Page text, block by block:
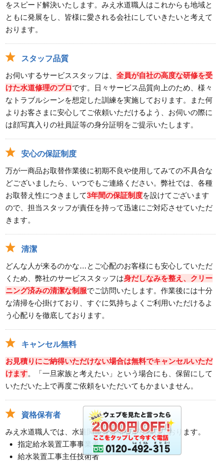
をスピード解決いたします。みえ水道職人はこれからも地域と
ともに発展をし、皆様に愛される会社にしていきたいと考えて
おります。
スタッフ品質
お伺いするサービススタッフは、全員が自社の高度な研修を受
けた水道修理のプロです。日々サービス品質向上のため、様々
なトラブルシーンを想定した訓練を実施しております。また何
よりお客さまに安心してご依頼いただけるよう、お伺いの際に
は顔写真入りの社員証等の身分証明をご提示いたします。
安心の保証制度
万が一商品お取替作業後に初期不良や使用してみての不具合な
どございましたら、いつでもご連絡ください。弊社では、各種
お取替え性につきまして3年間の保証制度を設けてございます
ので、担当スタッフが責任を持って迅速にご対応させていただ
きます。
清潔
どんな人が来るのかな…とご心配のお客様にも安心していただ
くため、弊社のサービススタッフは身だしなみを整え、クリー
ニング済みの清潔な制服でご訪問いたします。作業後には十分
な清掃を心掛けており、すぐに気持ちよくご利用いただけるよ
う心配りを徹底しております。
キャンセル無料
お見積りにご納得いただけない場合は無料でキャンセルいただ
けます。「一旦家族と考えたい」という場合にも、保留にして
いただいた上で再度ご依頼をいただいてもかまいません。
資格保有者
みえ水道職人では、水道関連有資格者が在籍しております。
指定給水装置工事事業者
給水装置工事主任技術者